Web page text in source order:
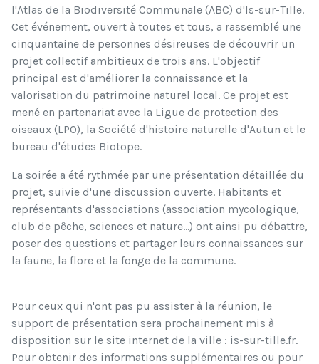
l'Atlas de la Biodiversité Communale (ABC) d'Is-sur-Tille.
Cet événement, ouvert à toutes et tous, a rassemblé une
cinquantaine de personnes désireuses de découvrir un
projet collectif ambitieux de trois ans. L'objectif
principal est d'améliorer la connaissance et la
valorisation du patrimoine naturel local. Ce projet est
mené en partenariat avec la Ligue de protection des
oiseaux (LPO), la Société d'histoire naturelle d'Autun et le
bureau d'études Biotope.
La soirée a été rythmée par une présentation détaillée du
projet, suivie d'une discussion ouverte. Habitants et
représentants d'associations (association mycologique,
club de pêche, sciences et nature…) ont ainsi pu débattre,
poser des questions et partager leurs connaissances sur
la faune, la flore et la fonge de la commune.
Pour ceux qui n'ont pas pu assister à la réunion, le
support de présentation sera prochainement mis à
disposition sur le site internet de la ville : is-sur-tille.fr.
Pour obtenir des informations supplémentaires ou pour